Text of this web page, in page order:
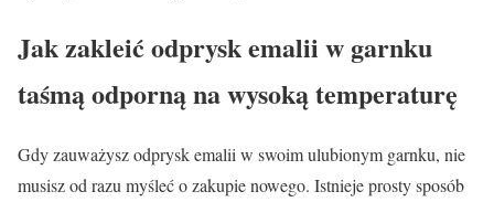
Jak zakleić odprysk emalii w garnku
taśmą odporną na wysoką temperaturę
Gdy zauważysz odprysk emalii w swoim ulubionym garnku, nie
musisz od razu myśleć o zakupie nowego. Istnieje prosty sposób